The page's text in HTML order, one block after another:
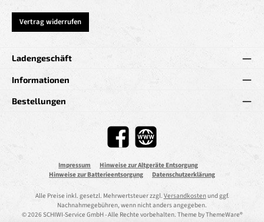
Vertrag widerrufen
Ladengeschäft
Informationen
Bestellungen
Facebook Website
Impressum
Hinweise zur Altgeräte Entsorgung
Hinweise zur Batterieentsorgung
Datenschutzerklärung
Alle Preise inkl. gesetzl. Mehrwertsteuer zzgl. Versandkostenund ggf.
Nachnahmegebühren, wenn nicht anders angegeben.
© 2026 SCHIWI-Service GmbH - Alle Rechte vorbehalten. Theme byThemeWare®